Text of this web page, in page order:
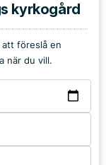
kyrkogård
föreslå en
när du vill.